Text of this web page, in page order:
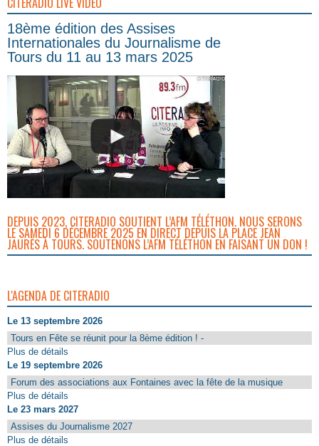
18ème édition des Assises
Internationales du Journalisme de
Tours du 11 au 13 mars 2025
DEPUIS 2023, CITERADIO SOUTIENT L’AFM TÉLÉTHON. NOUS SERONS
LE SAMEDI 6 DÉCEMBRE 2025 EN DIRECT DEPUIS LA PLACE JEAN
JAURÈS À TOURS. SOUTENONS L’AFM TÉLÉTHON EN FAISANT UN DON !
L'AGENDA DE CITERADIO
Le 13 septembre 2026
Tours en Fête se réunit pour la 8ème édition ! -
Plus de détails
Le 19 septembre 2026
Forum des associations aux Fontaines avec la fête de la musique
Plus de détails
Le 23 mars 2027
Assises du Journalisme 2027
Plus de détails